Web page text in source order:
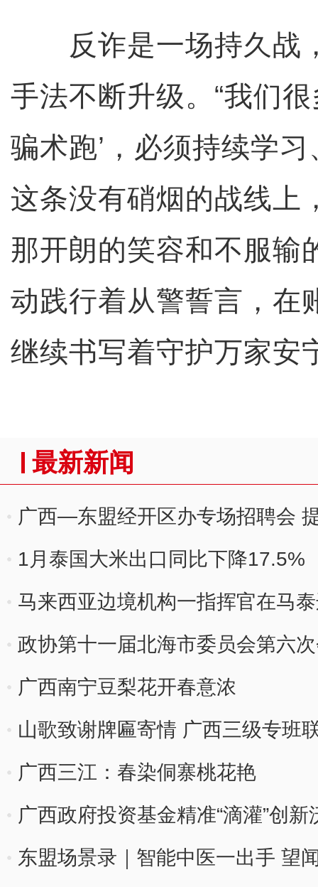
反诈是一场持久战
手法不断升级。“我们
骗术跑’，必须持续学
这条没有硝烟的战线上
那开朗的笑容和不服输
动践行着从警誓言，在
继续书写着守护万家安
最新新闻
广西—东盟经开区办专场招聘会
1月泰国大米出口同比下降17.5%
马来西亚边境机构一指挥官在马
政协第十一届北海市委员会第六
广西南宁豆梨花开春意浓
山歌致谢牌匾寄情 广西三级专班
广西三江：春染侗寨桃花艳
广西政府投资基金精准“滴灌”创新
东盟场景录｜智能中医一出手 望